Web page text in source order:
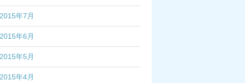
2015年7月
2015年6月
2015年5月
2015年4月